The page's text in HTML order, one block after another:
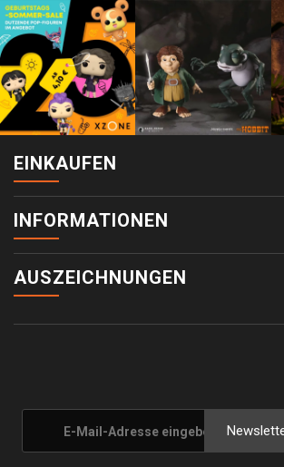
EINKAUFEN
INFORMATIONEN
AUSZEICHNUNGEN